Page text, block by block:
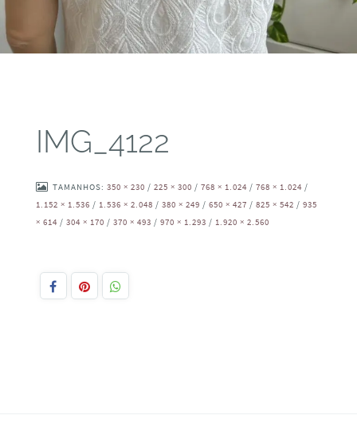
IMG_4122
TAMANHOS: 350 × 230 / 225 × 300 / 768 × 1.024 / 768 × 1.024 /
1.152 × 1.536 / 1.536 × 2.048 / 380 × 249 / 650 × 427 / 825 × 542 / 935
× 614 / 304 × 170 / 370 × 493 / 970 × 1.293 / 1.920 × 2.560